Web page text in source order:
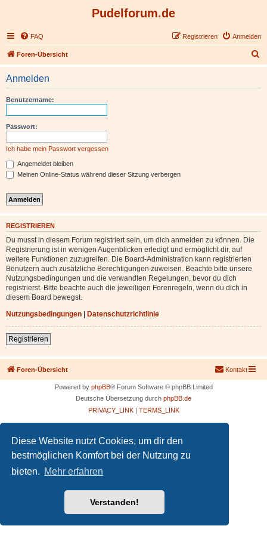
Diese Website nutzt Cookies, um dir den
bestmöglichen Komfort bei der Nutzung zu
bieten. Mehr erfahren
Verstanden!
Pudelforum.de
FAQ Anmelden
Registrieren
Foren-Übersicht
u
Anmelden
Benutzername:
Passwort:
Ich habe mein Passwort vergessen
Angemeldet bleiben
Meinen Online-Status während dieser Sitzung verbergen
REGISTRIEREN
Du musst in diesem Forum registriert sein, um dich anmelden zu können. Die
Registrierung ist in wenigen Augenblicken erledigt und ermöglicht dir, auf
weitere Funktionen zuzugreifen. Die Board-Administration kann registrierten
Benutzern auch zusätzliche Berechtigungen zuweisen. Beachte bitte unsere
Nutzungsbedingungen und die verwandten Regelungen, bevor du dich
registrierst. Bitte beachte auch die jeweiligen Forenregeln, wenn du dich in
diesem Board bewegst.
Nutzungsbedingungen | Datenschutzrichtlinie
Registrieren
Foren-Übersicht Kontakt
Powered by phpBB® Forum Software © phpBB Limited
Deutsche Übersetzung durch phpBB.de
PRIVACY_LINK| TERMS_LINK